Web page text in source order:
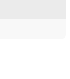
ban mobil,
inflasi